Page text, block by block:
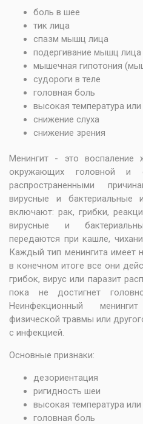
боль в шее
тик лица
спазм мышц лица
подергивание мышц лица
мышечная гипотония
судороги в теле
головная боль
высокая температура
снижение слуха
снижение зрения
Менингит - это воспаление
окружающих головной и
распространенными
вирусные и бактериальные
включают: рак, грибки,
вирусные и
передаются при кашле,
Каждый тип менингита имеет
в конечном итоге все они
грибок, вирус или паразит
пока не достигнет
Неинфекционный
физической травмы или
с инфекцией.
Основные признаки:
дезориентация
ригидность шеи
высокая температура
головная боль